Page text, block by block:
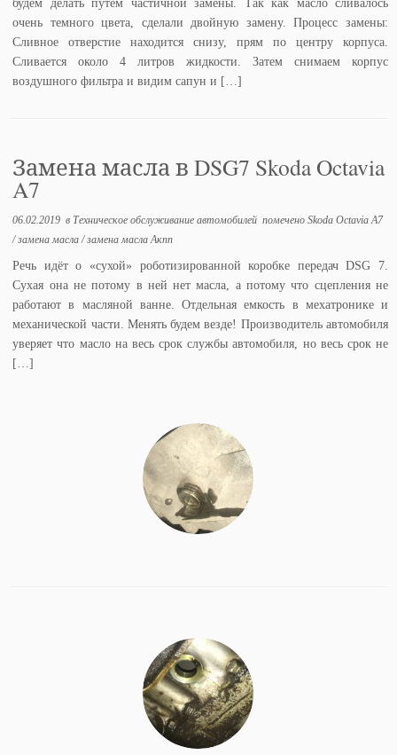
будем делать путём частичной замены. Так как масло сливалось
очень темного цвета, сделали двойную замену. Процесс замены:
Сливное отверстие находится снизу, прям по центру корпуса.
Сливается около 4 литров жидкости. Затем снимаем корпус
воздушного фильтра и видим сапун и […]
Замена масла в DSG7 Skoda Octavia
A7
06.02.2019 в Техническое обслуживание автомобилей помеченоSkoda Octavia A7
/замена масла/замена масла Акпп
Речь идёт о «сухой» роботизированной коробке передач DSG 7.
Сухая она не потому в ней нет масла, а потому что сцепления не
работают в масляной ванне. Отдельная емкость в мехатронике и
механической части. Менять будем везде! Производитель автомобиля
уверяет что масло на весь срок службы автомобиля, но весь срок не
[…]